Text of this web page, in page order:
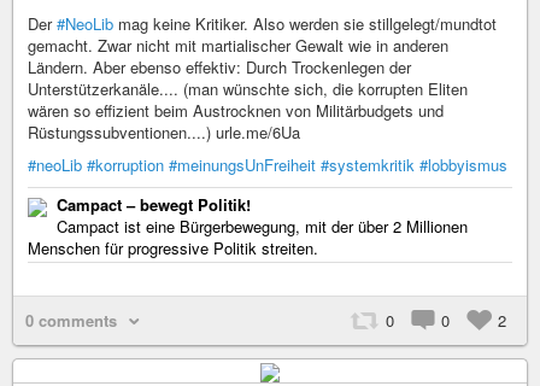
Der#NeoLib mag keine Kritiker. Also werden sie stillgelegt/mundtot
gemacht. Zwar nicht mit martialischer Gewalt wie in anderen
Ländern. Aber ebenso effektiv: Durch Trockenlegen der
Unterstützerkanäle.... (man wünschte sich, die korrupten Eliten
wären so effizient beim Austrocknen von Militärbudgets und
Rüstungssubventionen....) urle.me/6Ua
#neoLib #korruption #meinungsUnFreiheit #systemkritik #lobbyismus
Campact – bewegt Politik!
Campact ist eine Bürgerbewegung, mit der über 2 Millionen
Menschen für progressive Politik streiten.
0 comments 0 0 2